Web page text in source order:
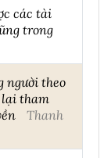
các tài
trong
người theo
lại tham
Thanh